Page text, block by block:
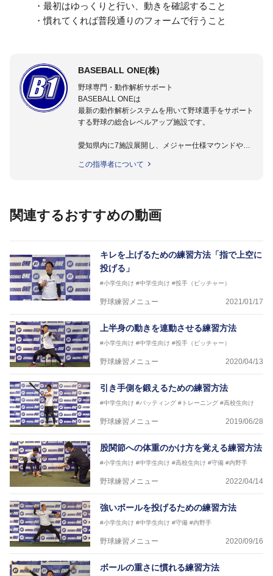
・最初はゆっくりと行い、動きを確認すること
・慣れてくれば普段通りのフォームで行うこと
BASEBALL ONE(株)
野球専門・動作解析サポート
BASEBALL ONEは
最新の動作解析システムを用いて野球選手をサポート
する野球の総合レベルアップ施設です。
愛知県内に7施設展開し、メジャー仕様マウンドやト
動作解析システムを用いて、小学生からプロ野球選手
この指導者について
関連するおすすめの動画
キレを上げるための練習方法「指で上空に
投げる」
#小学生向け #中学生向け #投手（ピッチャー）
野球練習メニュー 2021/01/17
上半身の動きを連動させる練習方法
#小学生向け #中学生向け #投手（ピッチャー）
野球練習メニュー 2020/04/13
引き手側を鍛えるための練習方法
#中学生向け #バッティング #トレーニング #高校生向け
野球練習メニュー 2019/06/28
股関節への体重のかけ方を覚える練習方法
#小学生向け #中学生向け #高校生向け #守備 #内野手
野球練習メニュー 2022/04/14
強いボールを投げるための練習方法
#小学生向け #中学生向け #守備 #内野手
野球練習メニュー 2020/09/16
ボールの重さに慣れる練習方法